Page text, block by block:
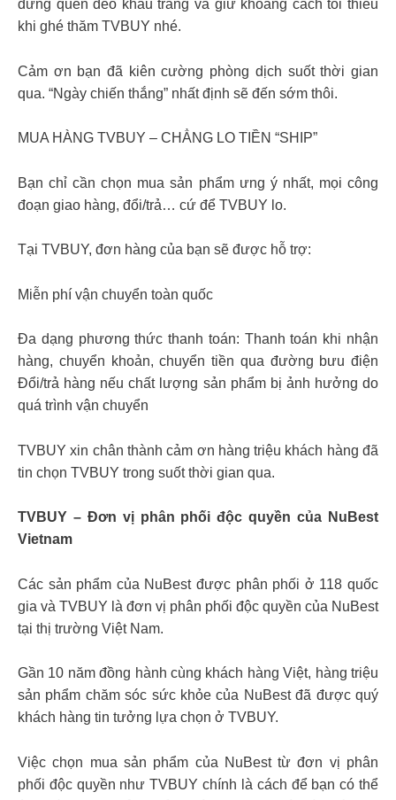
đừng quên đeo khẩu trang và giữ khoảng cách tối thiểu
khi ghé thăm TVBUY nhé.
Cảm ơn bạn đã kiên cường phòng dịch suốt thời gian
qua. “Ngày chiến thắng” nhất định sẽ đến sớm thôi.
MUA HÀNG TVBUY – CHẲNG LO TIỀN “SHIP”
Bạn chỉ cần chọn mua sản phẩm ưng ý nhất, mọi công
đoạn giao hàng, đổi/trả… cứ để TVBUY lo.
Tại TVBUY, đơn hàng của bạn sẽ được hỗ trợ:
Miễn phí vận chuyển toàn quốc
Đa dạng phương thức thanh toán: Thanh toán khi nhận
hàng, chuyển khoản, chuyển tiền qua đường bưu điện
Đổi/trả hàng nếu chất lượng sản phẩm bị ảnh hưởng do
quá trình vận chuyển
TVBUY xin chân thành cảm ơn hàng triệu khách hàng đã
tin chọn TVBUY trong suốt thời gian qua.
TVBUY – Đơn vị phân phối độc quyền của NuBest
Vietnam
Các sản phẩm của NuBest được phân phối ở 118 quốc
gia và TVBUY là đơn vị phân phối độc quyền của NuBest
tại thị trường Việt Nam.
Gần 10 năm đồng hành cùng khách hàng Việt, hàng triệu
sản phẩm chăm sóc sức khỏe của NuBest đã được quý
khách hàng tin tưởng lựa chọn ở TVBUY.
Việc chọn mua sản phẩm của NuBest từ đơn vị phân
phối độc quyền như TVBUY chính là cách để bạn có thể